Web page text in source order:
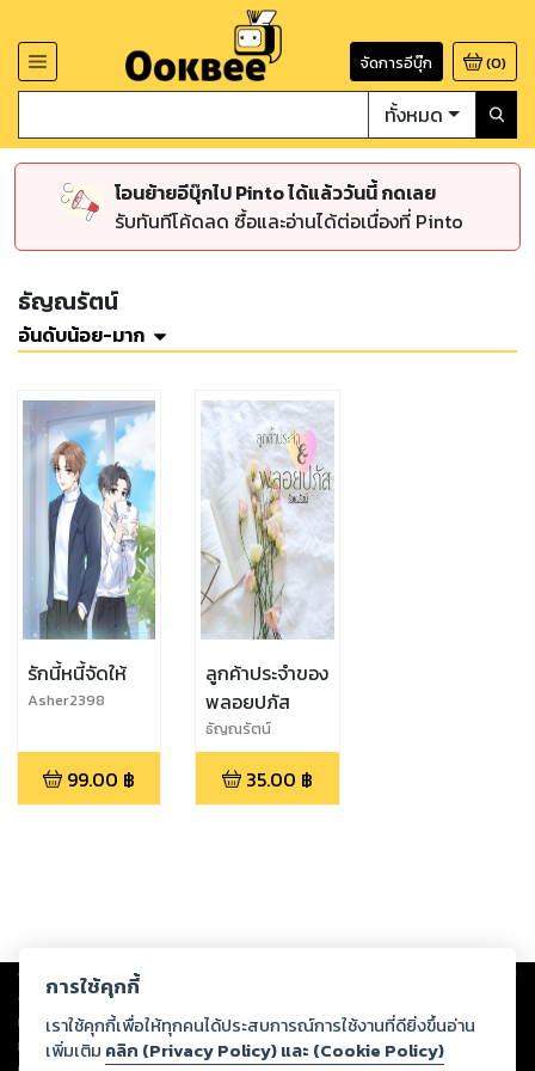
จัดการอีบุ๊ก (0)
ทั้งหมด
โอนย้ายอีบุ๊กไป Pinto ได้แล้ววันนี้ กดเลย
รับทันทีโค้ดลด ซื้อและอ่านได้ต่อเนื่องที่ Pinto
ธัญณรัตน์
อันดับน้อย-มาก
รักนี้หนี้จัดให้
Asher2398
99.00 ฿
ลูกค้าประจำของ
พลอยปภัส
ธัญณรัตน์
35.00 ฿
Copyright © 2026
ต่อผลงานหรือเนื้อหาใดที่อัปโหลดผ่านเว็บไซต์และปรากฏว่าละเมิดสิทธิใน
ทรัพย์สินทางปัญญาของบุคคลอื่นหรือขัดต่อกฎหมายและศีลธรรม ดังนั้น ผู้อ่าน
ทุกท่านโปรดใช้วิจารณญาณในการกลั่นกรองด้วยตนเอง และหากท่านพบว่าส่วน
การใช้คุกกี้
เราใช้คุกกี้เพื่อให้ทุกคนได้ประสบการณ์การใช้งานที่ดียิ่งขึ้นอ่าน
เพิ่มเติม คลิก (Privacy Policy) และ (Cookie Policy)